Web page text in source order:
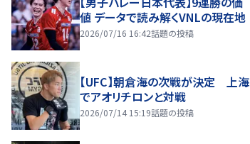
値 データで読み解くVNLの現在地
2026/07/16 16:42話題の投稿
【UFC】朝倉海の次戦が決定 上海
でアオリチロンと対戦
2026/07/14 15:19話題の投稿